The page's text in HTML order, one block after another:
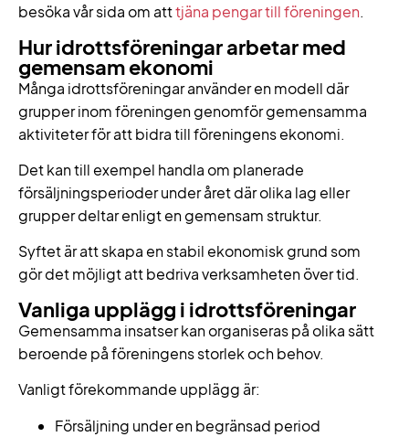
besöka vår sida om atttjäna pengar till föreningen.
Hur idrottsföreningar arbetar med
gemensam ekonomi
Många idrottsföreningar använder en modell där
grupper inom föreningen genomför gemensamma
aktiviteter för att bidra till föreningens ekonomi.
Det kan till exempel handla om planerade
försäljningsperioder under året där olika lag eller
grupper deltar enligt en gemensam struktur.
Syftet är att skapa en stabil ekonomisk grund som
gör det möjligt att bedriva verksamheten över tid.
Vanliga upplägg i idrottsföreningar
Gemensamma insatser kan organiseras på olika sätt
beroende på föreningens storlek och behov.
Vanligt förekommande upplägg är:
Försäljning under en begränsad period